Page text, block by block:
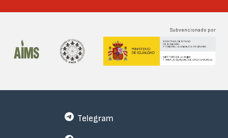
Subvencionado por
Telegram